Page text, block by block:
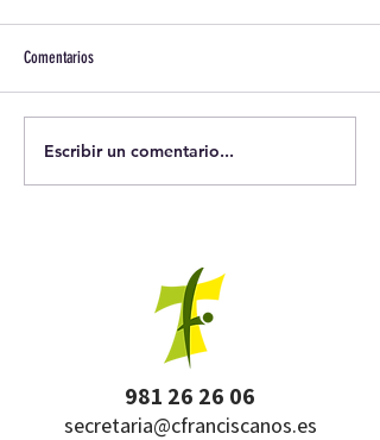
Comentarios
Escribir un comentario...
981 26 26 06
secretaria@cfranciscanos.es